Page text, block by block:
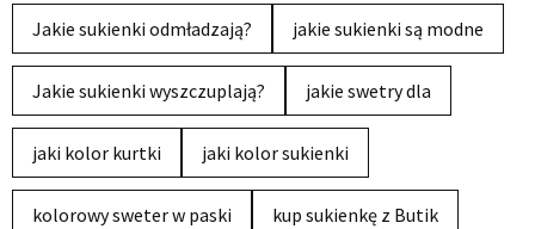
Jakie sukienki odmładzają? jakie sukienki są modne
Jakie sukienki wyszczuplają? jakie swetry dla
jaki kolor kurtki jaki kolor sukienki
kolorowy sweter w paski kup sukienkę z Butik